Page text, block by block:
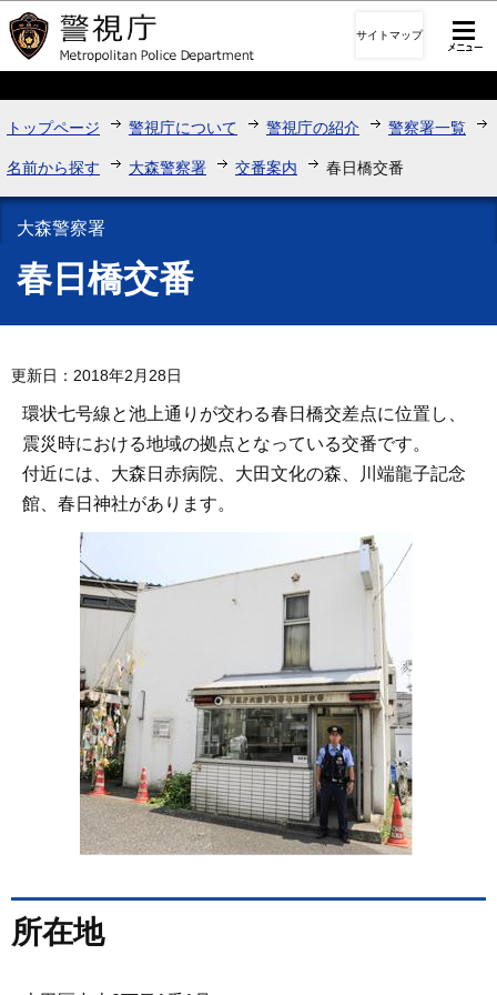
このページの本文へ移動
サイトマップ
トップページ 警視庁について 警視庁の紹介 警察署一覧
名前から探す 大森警察署 交番案内 春日橋交番
大森警察署
春日橋交番
更新日：2018年2月28日
環状七号線と池上通りが交わる春日橋交差点に位置し、
震災時における地域の拠点となっている交番です。
付近には、大森日赤病院、大田文化の森、川端龍子記念
館、春日神社があります。
所在地